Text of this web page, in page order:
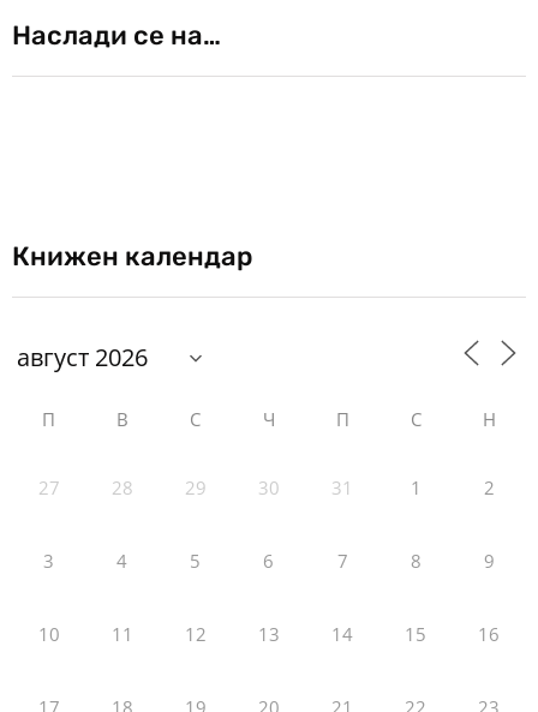
Наслади се на…
Книжен календар
П В С Ч П С Н
27 28 29 30 31 1 2
3 4 5 6 7 8 9
10 11 12 13 14 15 16
17 18 19 20 21 22 23